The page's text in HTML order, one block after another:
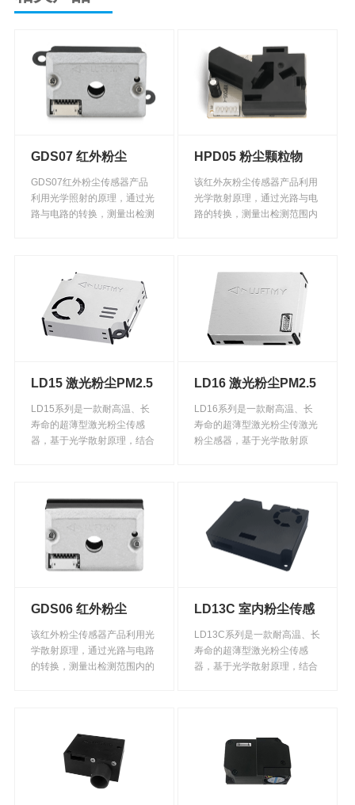
GDS07 红外粉尘
PM2.5传感器
GDS07红外粉尘传感器产品
利用光学照射的原理，通过光
路与电路的转换，测量出检测
度高，功耗低，测量范围宽，
响应时间短，应用方便快捷。
HPD05 粉尘颗粒物
PM2.5传感器
该红外灰粉尘传感器产品利用
光学散射原理，通过光路与电
路的转换，测量出检测范围内
体积小，精度高，功耗低，测
量范围宽，响应时间短，应用
方便快捷。
LD15 激光粉尘PM2.5
传感器
LD15系列是一款耐高温、长
寿命的超薄型激光粉尘传感
器，基于光学散射原理，结合
粒径的悬浮颗粒物的粒子个
数，通过数学算法及科学标
定，实现PM2.5质量浓度的准
确输出;全金属外壳有效屏蔽电
磁干扰，抗干扰性能好。
LD16 激光粉尘PM2.5
传感器
LD16系列是一款耐高温、长
寿命的超薄型激光粉尘传激光
粉尘感器，基于光学散射原
粒径的悬浮颗粒物的粒子个
数，通过数学算法及科学标
定，实现PM2.5质量浓度的准
确输出;全金属外壳有效屏蔽电
磁干扰，抗干扰性能好。
GDS06 红外粉尘
PM2.5传感器
该红外粉尘传感器产品利用光
学散射原理，通过光路与电路
的转换，测量出检测范围内的
间短，应用方便快捷。
LD13C 室内粉尘传感
器
LD13C系列是一款耐高温、长
寿命的超薄型激光粉尘传感
器，基于光学散射原理，结合
学算法及科学标定，实现
PM2.5质量浓度的准确输出:导
电外壳有效屏蔽电磁干扰，抗